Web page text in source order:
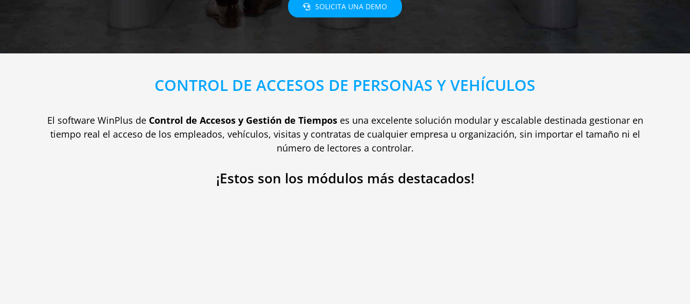
SOLICITA UNA DEMO
CONTROL DE ACCESOS DE PERSONAS Y VEHÍCULOS
El software WinPlus de Control de Accesos y Gestión de Tiempos es una excelente solución modular y escalable destinada gestionar en
tiempo real el acceso de los empleados, vehículos, visitas y contratas de cualquier empresa u organización, sin importar el tamaño ni el
número de lectores a controlar.
¡Estos son los módulos más destacados!